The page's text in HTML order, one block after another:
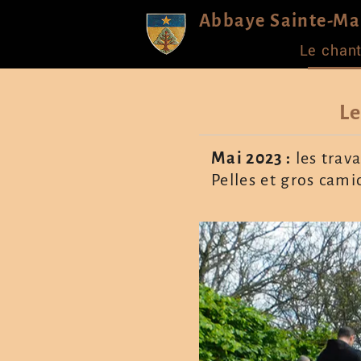
Abbaye Sainte-
Le
Mai 2023 : les
Pelles et gros